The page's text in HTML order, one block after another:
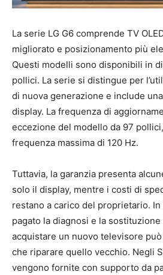
La serie LG G6 comprende TV
migliorato e posizionamento più
Questi modelli sono disponibili in
pollici. La serie si distingue per
di nuova generazione e include
display. La frequenza di
eccezione del modello da 97
frequenza massima di 120 Hz.
Tuttavia, la garanzia presenta
solo il display, mentre i costi di
restano a carico del proprietario.
pagato la diagnosi e la sostituzione
acquistare un nuovo televisore
che riparare quello vecchio. Negli
vengono fornite con supporto da